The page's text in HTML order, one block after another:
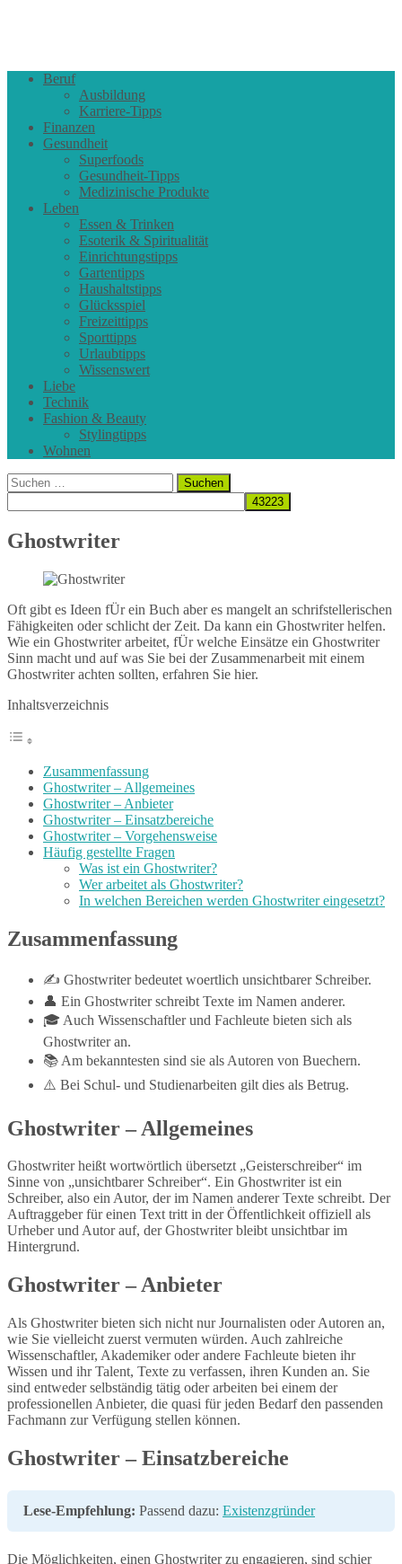
Beruf
Ausbildung
Karriere-Tipps
Finanzen
Gesundheit
Superfoods
Gesundheit-Tipps
Medizinische Produkte
Leben
Essen & Trinken
Esoterik & Spiritualität
Einrichtungstipps
Gartentipps
Haushaltstipps
Glücksspiel
Freizeittipps
Sporttipps
Urlaubtipps
Wissenswert
Liebe
Technik
Fashion & Beauty
Stylingtipps
Wohnen
Suchen
nach:
Ghostwriter
Oft gibt es Ideen fÜr ein Buch aber es mangelt an schrifstellerischen
Fähigkeiten oder schlicht der Zeit. Da kann ein Ghostwriter helfen.
Wie ein Ghostwriter arbeitet, fÜr welche Einsätze ein Ghostwriter
Sinn macht und auf was Sie bei der Zusammenarbeit mit einem
Ghostwriter achten sollten, erfahren Sie hier.
Inhaltsverzeichnis
Zusammenfassung
Ghostwriter – Allgemeines
Ghostwriter – Anbieter
Ghostwriter – Einsatzbereiche
Ghostwriter – Vorgehensweise
Häufig gestellte Fragen
Was ist ein Ghostwriter?
Wer arbeitet als Ghostwriter?
In welchen Bereichen werden Ghostwriter eingesetzt?
Zusammenfassung
✍️ Ghostwriter bedeutet woertlich unsichtbarer Schreiber.
👤 Ein Ghostwriter schreibt Texte im Namen anderer.
🎓 Auch Wissenschaftler und Fachleute bieten sich als
Ghostwriter an.
📚 Am bekanntesten sind sie als Autoren von Buechern.
⚠️ Bei Schul- und Studienarbeiten gilt dies als Betrug.
Ghostwriter – Allgemeines
Ghostwriter heißt wortwörtlich übersetzt „Geisterschreiber“ im
Sinne von „unsichtbarer Schreiber“. Ein Ghostwriter ist ein
Schreiber, also ein Autor, der im Namen anderer Texte schreibt. Der
Auftraggeber für einen Text tritt in der Öffentlichkeit offiziell als
Urheber und Autor auf, der Ghostwriter bleibt unsichtbar im
Hintergrund.
Ghostwriter – Anbieter
Als Ghostwriter bieten sich nicht nur Journalisten oder Autoren an,
wie Sie vielleicht zuerst vermuten würden. Auch zahlreiche
Wissenschaftler, Akademiker oder andere Fachleute bieten ihr
Wissen und ihr Talent, Texte zu verfassen, ihren Kunden an. Sie
sind entweder selbständig tätig oder arbeiten bei einem der
professionellen Anbieter, die quasi für jeden Bedarf den passenden
Fachmann zur Verfügung stellen können.
Ghostwriter – Einsatzbereiche
Lese-Empfehlung: Passend dazu: Existenzgründer
Die Möglichkeiten, einen Ghostwriter zu engagieren, sind schier